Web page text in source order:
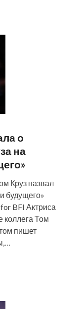
о
на
Круз назвал
будущего»
BFI Актриса
коллега Том
пишет